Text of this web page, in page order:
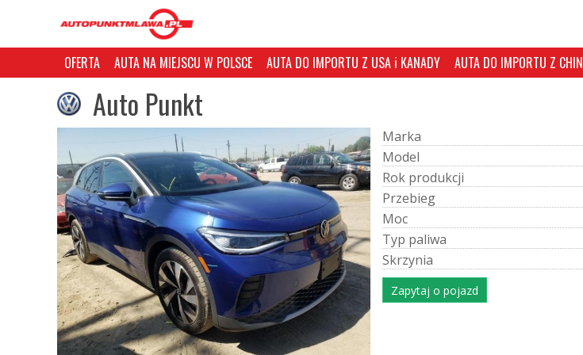
OFERTA AUTA NA MIEJSCU W POLSCE AUTA DO IMPORTU Z USA i KANADY AUTA DO IMPORTU Z CHIN
Auto Punkt
Marka
Model
Rok produkcji
Przebieg
Moc
Typ paliwa
Skrzynia
Zapytaj o pojazd